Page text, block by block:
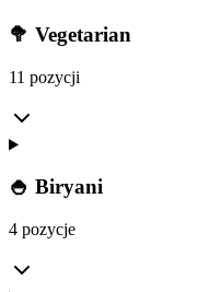
🥦 Vegetarian
11 pozycji
🍚 Biryani
4 pozycje